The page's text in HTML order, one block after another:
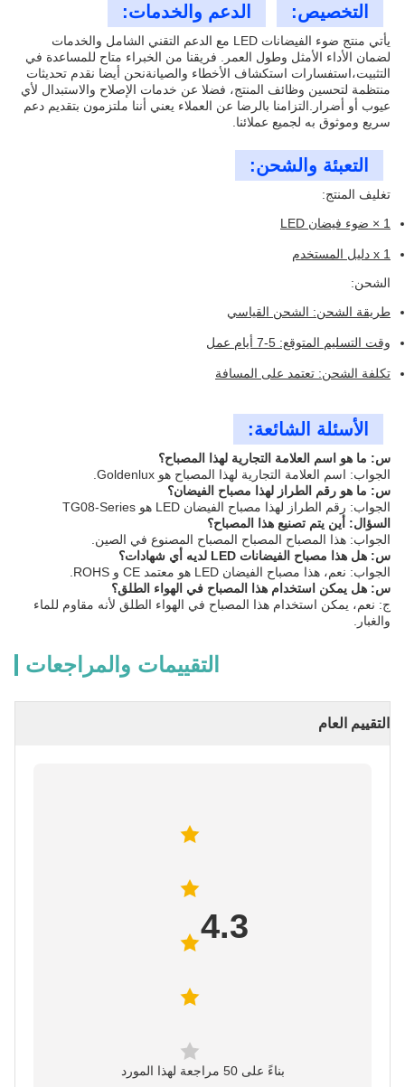
التخصيص: الدعم والخدمات:
يأتي منتج ضوء الفيضانات LED مع الدعم التقني الشامل والخدمات
لضمان الأداء الأمثل وطول العمر. فريقنا من الخبراء متاح للمساعدة في
التثبيت،استفسارات استكشاف الأخطاء والصيانةنحن أيضا نقدم تحديثات
منتظمة لتحسين وظائف المنتج، فضلا عن خدمات الإصلاح والاستبدال لأي
عيوب أو أضرار.التزامنا بالرضا عن العملاء يعني أننا ملتزمون بتقديم دعم
سريع وموثوق به لجميع عملائنا.
التعبئة والشحن:
تغليف المنتج:
1 × ضوء فيضان LED
1 x دليل المستخدم
الشحن:
طريقة الشحن: الشحن القياسي
وقت التسليم المتوقع: 5-7 أيام عمل
تكلفة الشحن: تعتمد على المسافة
الأسئلة الشائعة:
س: ما هو اسم العلامة التجارية لهذا المصباح؟
الجواب: اسم العلامة التجارية لهذا المصباح هو Goldenlux.
س: ما هو رقم الطراز لهذا مصباح الفيضان؟
الجواب: رقم الطراز لهذا مصباح الفيضان LED هو TG08-Series
السؤال: أين يتم تصنيع هذا المصباح؟
الجواب: هذا المصباح المصباح المصباح المصنوع في الصين.
س: هل هذا مصباح الفيضانات LED لديه أي شهادات؟
الجواب: نعم، هذا مصباح الفيضان LED هو معتمد CE و ROHS.
س: هل يمكن استخدام هذا المصباح في الهواء الطلق؟
ج: نعم، يمكن استخدام هذا المصباح في الهواء الطلق لأنه مقاوم للماء
والغبار.
التقييمات والمراجعات
التقييم العام
4.3
بناءً على 50 مراجعة لهذا المورد